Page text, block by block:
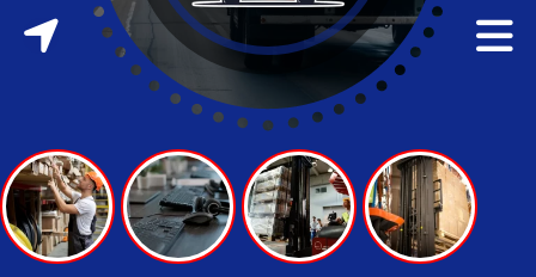
TAŞIMA
TAŞIMA
HAFRİYAT
TAŞIMA